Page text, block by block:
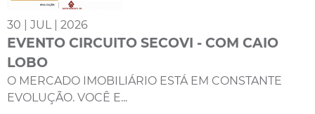
30 | JUL | 2026
EVENTO CIRCUITO SECOVI - COM CAIO
LOBO
O MERCADO IMOBILIÁRIO ESTÁ EM CONSTANTE
EVOLUÇÃO. VOCÊ E...